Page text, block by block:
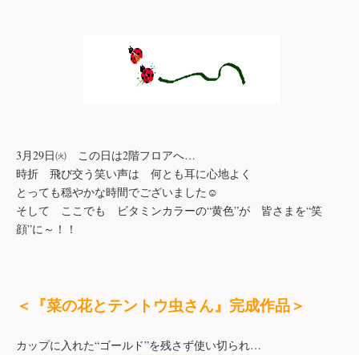
3月29日㈫ この日は2階フロアへ…
時折 飛び交う笑い声は 何とも耳に心地よく
とっても穏やかな時間でございました ☺
そして ここでも ビタミンカラーの“黄色”が 皆さまを“笑
顔”に～！！
＜『菜の花とテントウ虫さん』完成作品＞
カップに入れた“ゴールド”を残さず使い切られ…